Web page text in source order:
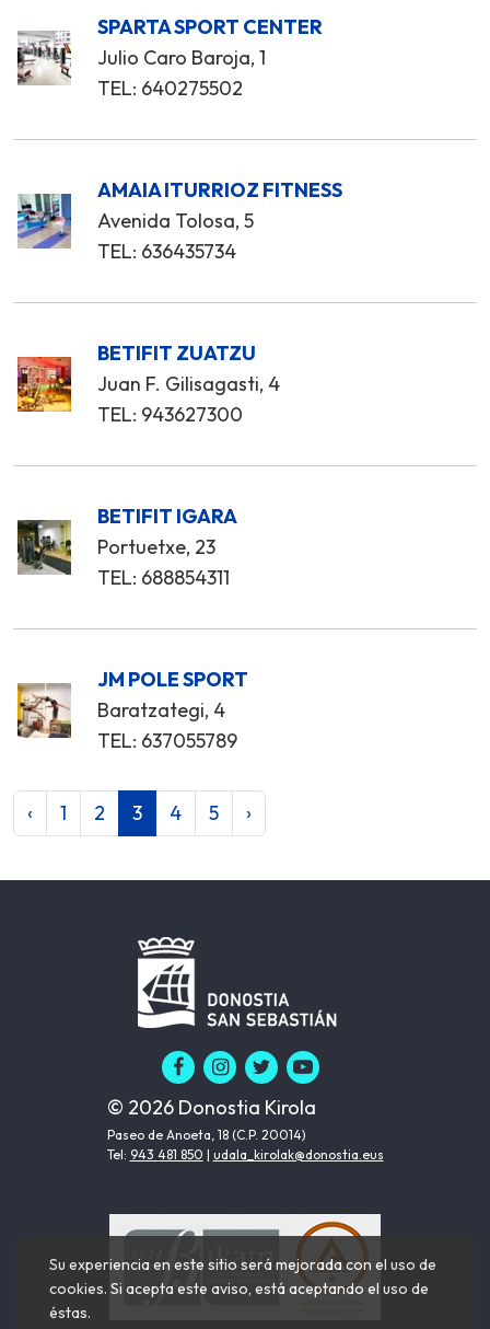
SPARTA SPORT CENTER
Julio Caro Baroja, 1
TEL: 640275502
AMAIA ITURRIOZ FITNESS
Avenida Tolosa, 5
TEL: 636435734
BETIFIT ZUATZU
Juan F. Gilisagasti, 4
TEL: 943627300
BETIFIT IGARA
Portuetxe, 23
TEL: 688854311
JM POLE SPORT
Baratzategi, 4
TEL: 637055789
‹ 1 2 3 4 5 ›
© 2026 Donostia Kirola
Paseo de Anoeta, 18 (C.P. 20014)
Tel: 943 481 850 | udala_kirolak@donostia.eus
Su experiencia en este sitio será mejorada con el uso de
cookies. Si acepta este aviso, está aceptando el uso de
éstas.